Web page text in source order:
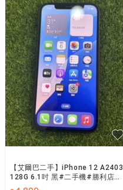
【艾爾巴二手】iPhone 12 A2403
128G 6.1吋 黑#二手機#勝利店N0
F0X